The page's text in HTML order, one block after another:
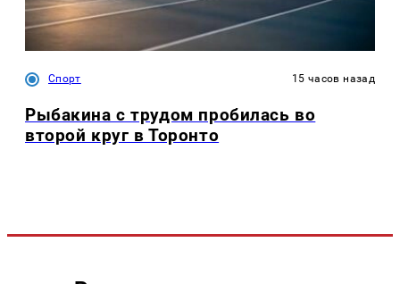
Спорт 15 часов назад
Рыбакина с трудом пробилась во
второй круг в Торонто